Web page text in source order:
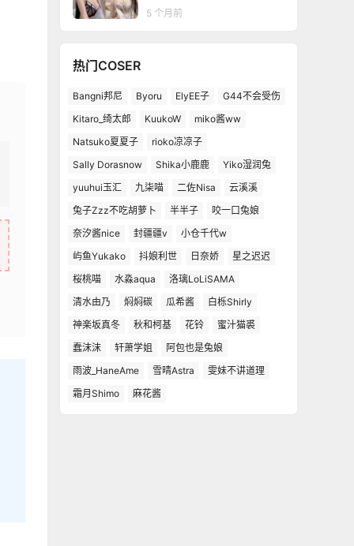
5 个月前
热门COSER
Bangni邦尼 Byoru ElyEE子
G44不会受伤
Kitaro_绮太郎
KuukoW
miko酱ww
Natsuko夏夏子
rioko凉凉子
Sally Dorasnow
Shika小鹿鹿
Yiko湿润兔
yuuhui玉汇
九柒喵 二佐Nisa
云溪溪
兔子Zzz不吃胡萝卜
半半子
咬一口兔娘
奈汐酱nice
封疆疆v
小仓千代w
屿鱼Yukako
抖娘利世 日奈娇
星之迟迟
桜桃喵
水淼aqua
洛璃LoLiSAMA
清水由乃
焖焖碳 瓜希酱
白栎Shirly
神楽坂真冬
秋和柯基 花铃
蜜汁猫裘
蠢沫沫
轩萧学姐
阿包也是兔娘
雨波_HaneAme
雪晴Astra
雯妹不讲道理
霜月Shimo
麻花酱